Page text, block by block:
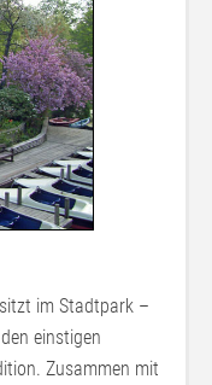
im Stadtpark –
einstigen
Zusammen mit